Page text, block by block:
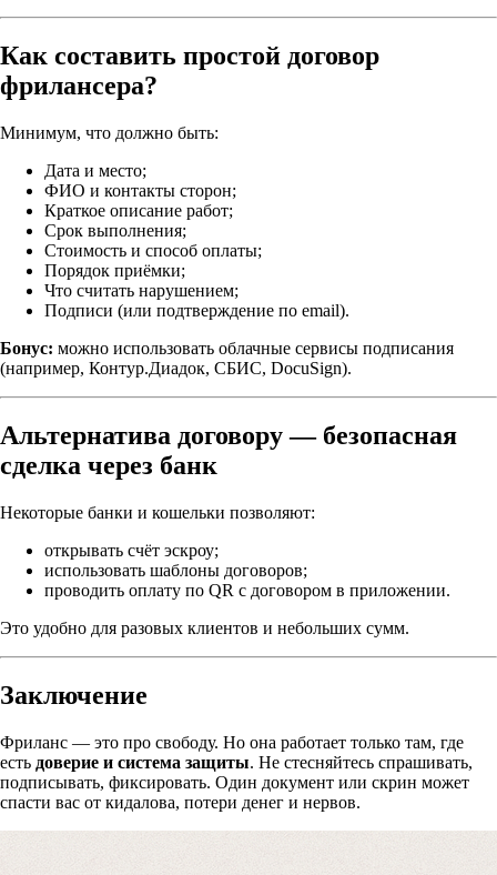
Как составить простой договор
фрилансера?
Минимум, что должно быть:
Дата и место;
ФИО и контакты сторон;
Краткое описание работ;
Срок выполнения;
Стоимость и способ оплаты;
Порядок приёмки;
Что считать нарушением;
Подписи (или подтверждение по email).
Бонус: можно использовать облачные сервисы подписания
(например, Контур.Диадок, СБИС, DocuSign).
Альтернатива договору — безопасная
сделка через банк
Некоторые банки и кошельки позволяют:
открывать счёт эскроу;
использовать шаблоны договоров;
проводить оплату по QR с договором в приложении.
Это удобно для разовых клиентов и небольших сумм.
Заключение
Фриланс — это про свободу. Но она работает только там, где
есть доверие и система защиты. Не стесняйтесь спрашивать,
подписывать, фиксировать. Один документ или скрин может
спасти вас от кидалова, потери денег и нервов.